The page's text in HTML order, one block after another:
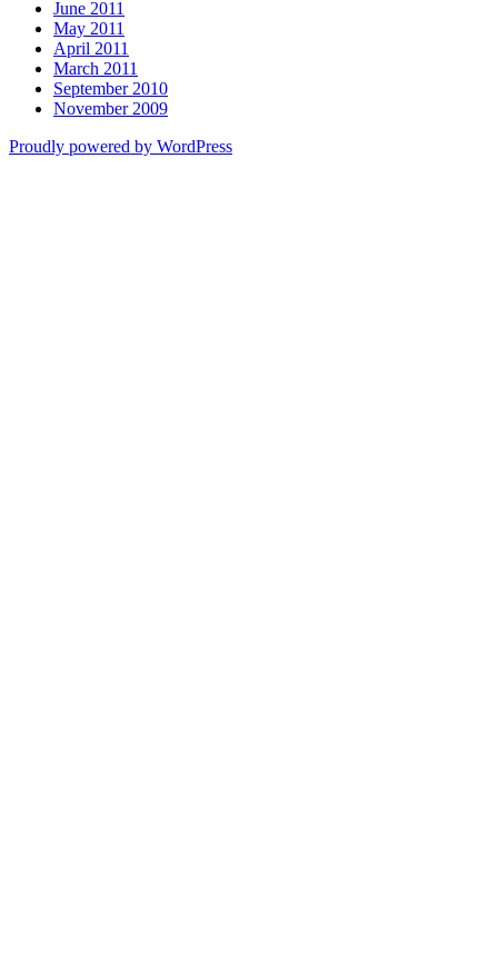
June 2011
May 2011
April 2011
March 2011
September 2010
November 2009
Proudly powered by WordPress